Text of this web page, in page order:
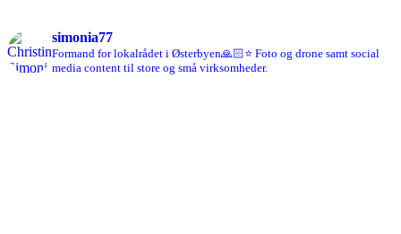
simonia77
Formand for lokalrådet i Østerbyen🙏🏻⭐️ Foto og drone samt social
media content til store og små virksomheder.